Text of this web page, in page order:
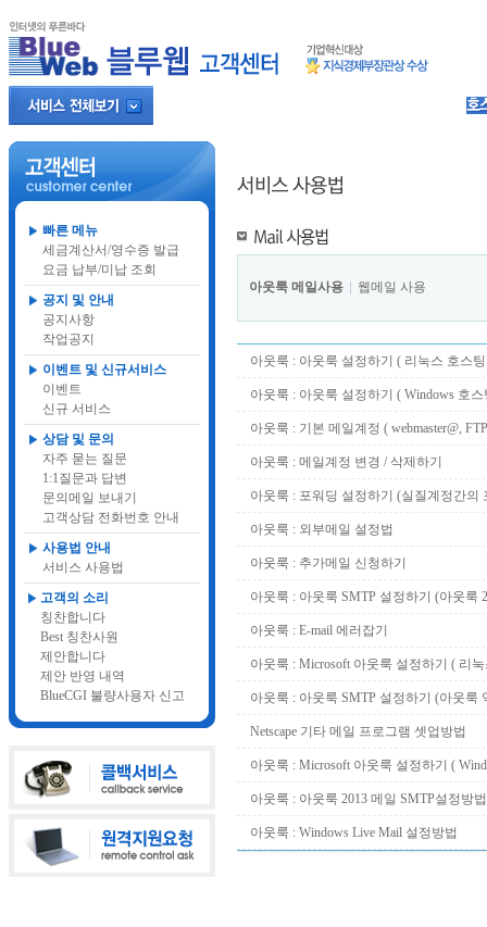
빠른 메뉴
세금계산서/영수증 발급
요금 납부/미납 조회
공지 및 안내
공지사항
작업공지
이벤트 및 신규서비스
이벤트
신규 서비스
상담 및 문의
자주 묻는 질문
1:1질문과 답변
문의메일 보내기
고객상담 전화번호 안내
사용법 안내
서비스 사용법
고객의 소리
칭찬합니다
Best 칭찬사원
제안합니다
제안 반영 내역
BlueCGI 불량사용자 신고
아웃룩 메일사용 웹메일 사용
아웃룩 : 아웃룩 설정하기 ( 리눅스 호스
아웃룩 : 아웃룩 설정하기 ( Windows 호
아웃룩 : 기본 메일계정 ( webmaster@,
아웃룩 : 메일계정 변경 / 삭제하기
아웃룩 : 포워딩 설정하기 (실질계정간의
아웃룩 : 외부메일 설정법
아웃룩 : 추가메일 신청하기
아웃룩 : 아웃룩 SMTP 설정하기 (아웃룩
아웃룩 : E-mail 에러잡기
아웃룩 : Microsoft 아웃룩 설정하기 ( 리
아웃룩 : 아웃룩 SMTP 설정하기 (아웃룩
Netscape 기타 메일 프로그램 셋업방법
아웃룩 : Microsoft 아웃룩 설정하기 (
아웃룩 : 아웃룩 2013 메일 SMTP설정방법
아웃룩 : Windows Live Mail 설정방법